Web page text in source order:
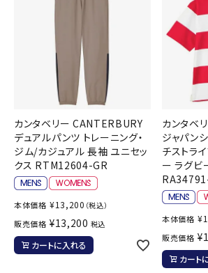
カンタベリー CANTERBURY
デュアルパンツ トレーニング・
ジム/カジュアル 長袖 ユニセッ
クス RTM12604-GR
本体価格 ¥13,200 （税込）
販売価格 ¥13,200 税込
カートに入れる
カンタベ
ジャパン
チストラ
ー ラグビ
本体価格 ¥
販売価格 ¥
カート